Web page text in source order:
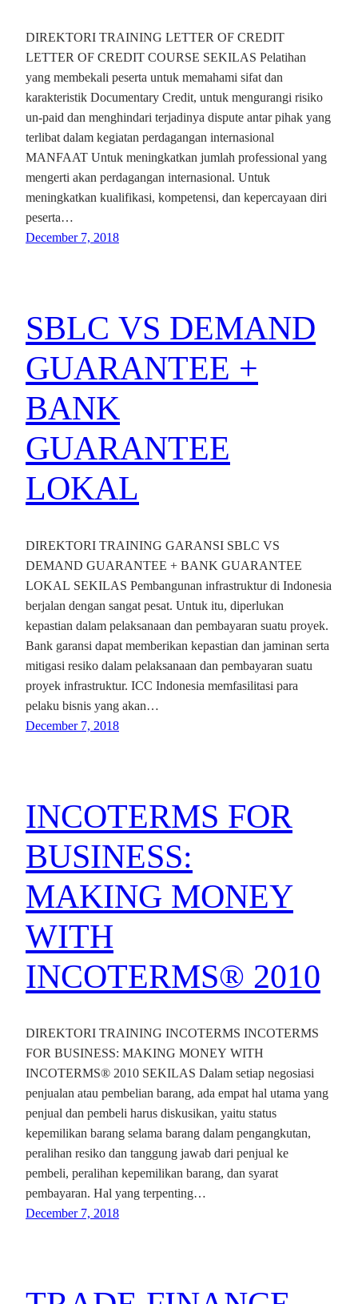
DIREKTORI TRAINING LETTER OF CREDIT
LETTER OF CREDIT COURSE SEKILAS Pelatihan
yang membekali peserta untuk memahami sifat dan
karakteristik Documentary Credit, untuk mengurangi risiko
un-paid dan menghindari terjadinya dispute antar pihak yang
terlibat dalam kegiatan perdagangan internasional
MANFAAT Untuk meningkatkan jumlah professional yang
mengerti akan perdagangan internasional. Untuk
meningkatkan kualifikasi, kompetensi, dan kepercayaan diri
peserta…
December 7, 2018
SBLC VS DEMAND
GUARANTEE +
BANK
GUARANTEE
LOKAL
DIREKTORI TRAINING GARANSI SBLC VS
DEMAND GUARANTEE + BANK GUARANTEE
LOKAL SEKILAS Pembangunan infrastruktur di Indonesia
berjalan dengan sangat pesat. Untuk itu, diperlukan
kepastian dalam pelaksanaan dan pembayaran suatu proyek.
Bank garansi dapat memberikan kepastian dan jaminan serta
mitigasi resiko dalam pelaksanaan dan pembayaran suatu
proyek infrastruktur. ICC Indonesia memfasilitasi para
pelaku bisnis yang akan…
December 7, 2018
INCOTERMS FOR
BUSINESS:
MAKING MONEY
WITH
INCOTERMS® 2010
DIREKTORI TRAINING INCOTERMS INCOTERMS
FOR BUSINESS: MAKING MONEY WITH
INCOTERMS® 2010 SEKILAS Dalam setiap negosiasi
penjualan atau pembelian barang, ada empat hal utama yang
penjual dan pembeli harus diskusikan, yaitu status
kepemilikan barang selama barang dalam pengangkutan,
peralihan resiko dan tanggung jawab dari penjual ke
pembeli, peralihan kepemilikan barang, dan syarat
pembayaran. Hal yang terpenting…
December 7, 2018